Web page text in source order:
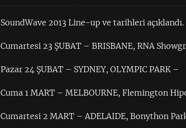
SoundWave 2013 Line-up ve tarihleri açıklandı.
Cumartesi 23 ŞUBAT – BRISBANE, RNA
Pazar 24 ŞUBAT – SYDNEY, OLYMPIC PARK –
Cuma 1 MART – MELBOURNE, Flemington
Cumartesi 2 MART – ADELAIDE, Bonython